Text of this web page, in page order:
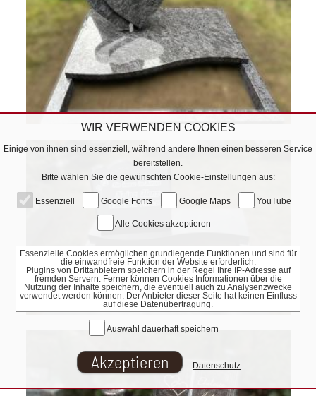
WIR VERWENDEN COOKIES
Einige von ihnen sind essenziell, während andere Ihnen einen besseren Service
bereitstellen.
Bitte wählen Sie die gewünschten Cookie-Einstellungen aus:
Essenziell Google Fonts Google Maps YouTube
Alle Cookies akzeptieren
Essenzielle Cookies ermöglichen grundlegende Funktionen und sind für
die einwandfreie Funktion der Website erforderlich.
Plugins von Drittanbietern speichern in der Regel Ihre IP-Adresse auf
fremden Servern. Ferner können Cookies Informationen über die
Nutzung der Inhalte speichern, die eventuell auch zu Analysenzwecke
verwendet werden können. Der Anbieter dieser Seite hat keinen Einfluss
auf diese Datenübertragung.
Auswahl dauerhaft speichern
Datenschutz